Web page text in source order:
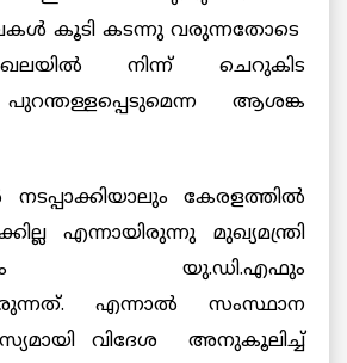
കൂടി കടന്നു വരുന്നതോടെ
നിന്ന് ചെറുകിട
ആശങ്ക
നടപ്പാക്കിയാലും കേരളത്തില്‍
എന്നായിരുന്നു മുഖ്യമന്ത്രി
യു.ഡി.എഫും
എന്നാല്‍ സംസ്ഥാന
വിദേശ അനുകൂലിച്ച്